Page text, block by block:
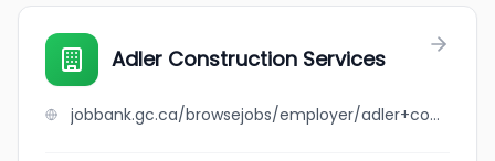
Adler Construction Services
jobbank.gc.ca/browsejobs/employer/adler+construction+services/ca